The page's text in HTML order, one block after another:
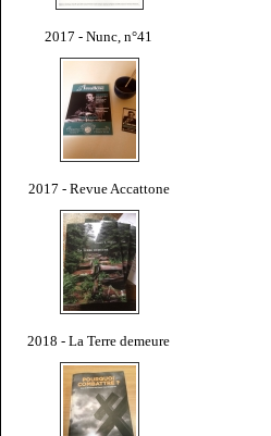
2017 - Nunc, n°41
2017 - Revue Accattone
2018 - La Terre demeure